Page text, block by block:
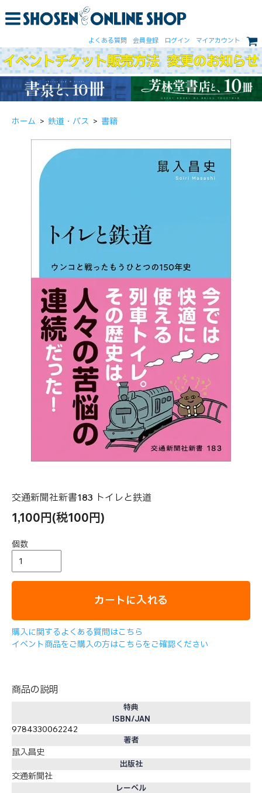
よくある質問 会員登録 ログイン マイアカウント
ホーム > 鉄道・バス > 書籍
交通新聞社新書183 トイレと鉄道
1,100円(税100円)
個数
カートに入れる
購入に関するよくある質問はこちら
イベント商品をご購入の方はこちらをご確認ください
商品の説明
特典
ISBN/JAN
9784330062242
著者
鼠入昌史
出版社
交通新聞社
レーベル